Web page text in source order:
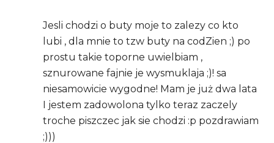
Jesli chodzi o buty moje to zalezy co kto
lubi , dla mnie to tzw buty na codZien ;) po
prostu takie toporne uwielbiam ,
sznurowane fajnie je wysmuklaja ;)! sa
niesamowicie wygodne! Mam je już dwa lata
I jestem zadowolona tylko teraz zaczely
troche piszczec jak sie chodzi :p pozdrawiam
;)))